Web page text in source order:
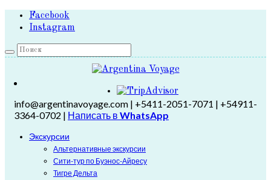
Facebook
Instagram
info@argentinavoyage.com | +5411-2051-7071 | +54911-
3364-0702 | Написать в WhatsApp
Экскурсии
Альтернативные экскурсии
Сити-тур по Буэнос-Айресу
Тигре Дельта